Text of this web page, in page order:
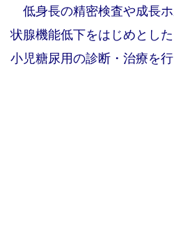
低身長の精密検査や成長
状腺機能低下をはじめとし
小児糖尿用の診断・治療を行